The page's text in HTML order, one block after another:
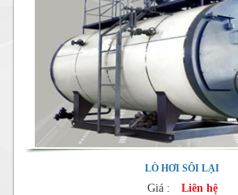
LÒ HƠI SÔI LẠI
Giá : Liên hệ